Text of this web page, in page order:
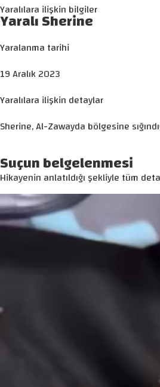
Yaralılara ilişkin bilgiler
Yaralı Sherine
Yaralanma tarihi
19 Aralık 2023
Yaralılara ilişkin detaylar
Sherine, Al-Zawayda bölgesine
Suçun belgelenmesi
Hikayenin anlatıldığı şekliyle tüm